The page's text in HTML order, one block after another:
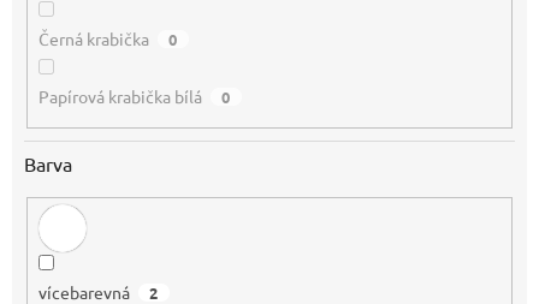
Černá krabička 0
Papírová krabička bílá 0
Barva
vícebarevná 2